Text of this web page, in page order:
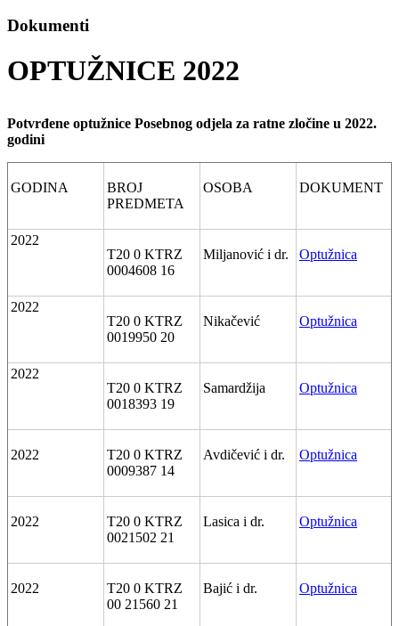
Dokumenti
OPTUŽNICE 2022
Potvrđene optužnice Posebnog odjela za ratne zločine u 2022.
godini
GODINA
BROJ
PREDMETA
OSOBA DOKUMENT
2022
T20 0 KTRZ
0004608 16
Miljanović i dr. Optužnica
2022
T20 0 KTRZ
0019950 20
Nikačević Optužnica
2022
T20 0 KTRZ
0018393 19
Samardžija Optužnica
2022
T20 0 KTRZ
0009387 14
Avdičević i dr. Optužnica
2022
T20 0 KTRZ
0021502 21
Lasica i dr. Optužnica
2022
T20 0 KTRZ
00 21560 21
Bajić i dr. Optužnica